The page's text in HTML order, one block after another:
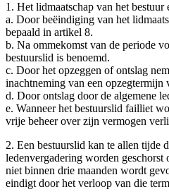
1. Het lidmaatschap van het bestuur
a. Door beëindiging van het
bepaald in artikel 8.
b. Na ommekomst van de periode
bestuurslid is benoemd.
c. Door het opzeggen of ontslag
inachtneming van een opzegtermijn
d. Door ontslag door de algemene
e. Wanneer het bestuurslid failliet
vrije beheer over zijn vermogen
2. Een bestuurslid kan te allen tijde
ledenvergadering worden geschorst
niet binnen drie maanden wordt
eindigt door het verloop van die